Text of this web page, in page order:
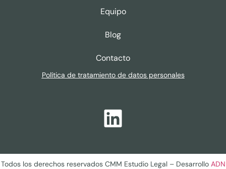
Equipo
Blog
Contacto
Política de tratamiento de datos personales
Todos los derechos reservados CMM Estudio Legal – Desarrollo ADN